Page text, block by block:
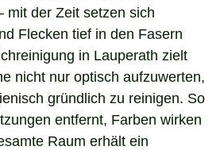
mit der Zeit setzen sich
Flecken tief in den Fasern
in Lauperath zielt
nicht nur optisch aufzuwerten,
gründlich zu reinigen. So
entfernt, Farben wirken
Raum erhält ein